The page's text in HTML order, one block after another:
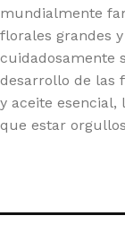
mundialmente
florales grandes
cuidadosamente
desarrollo de las
y aceite
que estar